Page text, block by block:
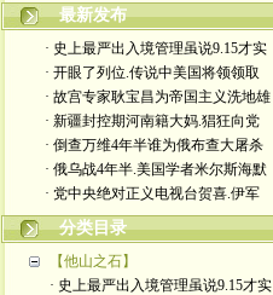
最新发布
· 史上最严出入境管理虽说9.15才实
· 开眼了列位.传说中美国将领领取
· 故宫专家耿宝昌为帝国主义洗地雄
· 新疆封控期河南籍大妈.猖狂向党
· 倒查万维4年半谁为俄布查大屠杀
· 俄乌战4年半.美国学者米尔斯海默
· 党中央绝对正义电视台贺喜.伊军
分类目录
【他山之石】
· 史上最严出入境管理虽说9.15才实